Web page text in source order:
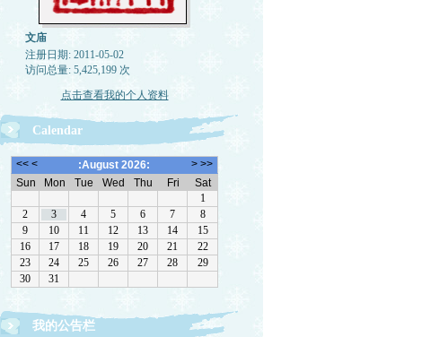
文庙
注册日期: 2011-05-02
访问总量: 5,425,199 次
点击查看我的个人资料
Calendar
我的公告栏
欢迎转载，但请注明来源。理性讨论，拒绝一切脏